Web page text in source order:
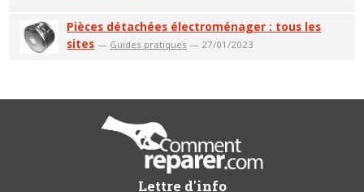
Pièces détachées électroménager : tous les
sites — Guides pratiques — 27/01/2023
Lettre d'info